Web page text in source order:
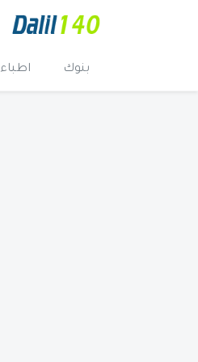
بنوك اطباء